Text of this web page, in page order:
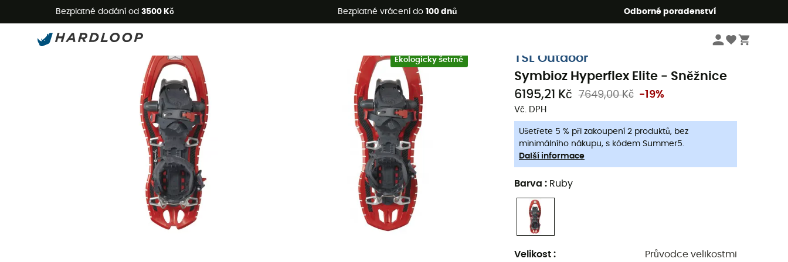
Bezplatné dodání od 3500 Kč Bezplatné vrácení do 100 dnů Odborné poradenství
Letní akce 🔥 -5 % EXTRA při nákupu 2 produktů* s kódem Summer5
Ekologicky šetrné
TSL Outdoor
Symbioz Hyperflex Elite - Sněžnice
6195,21 Kč
7649,00 Kč -19%
Vč. DPH
Ušetřete 5 % při zakoupení 2 produktů, bez
minimálního nákupu, s kódem Summer5.
Další informace
Barva : Ruby
Velikost : Průvodce velikostmi